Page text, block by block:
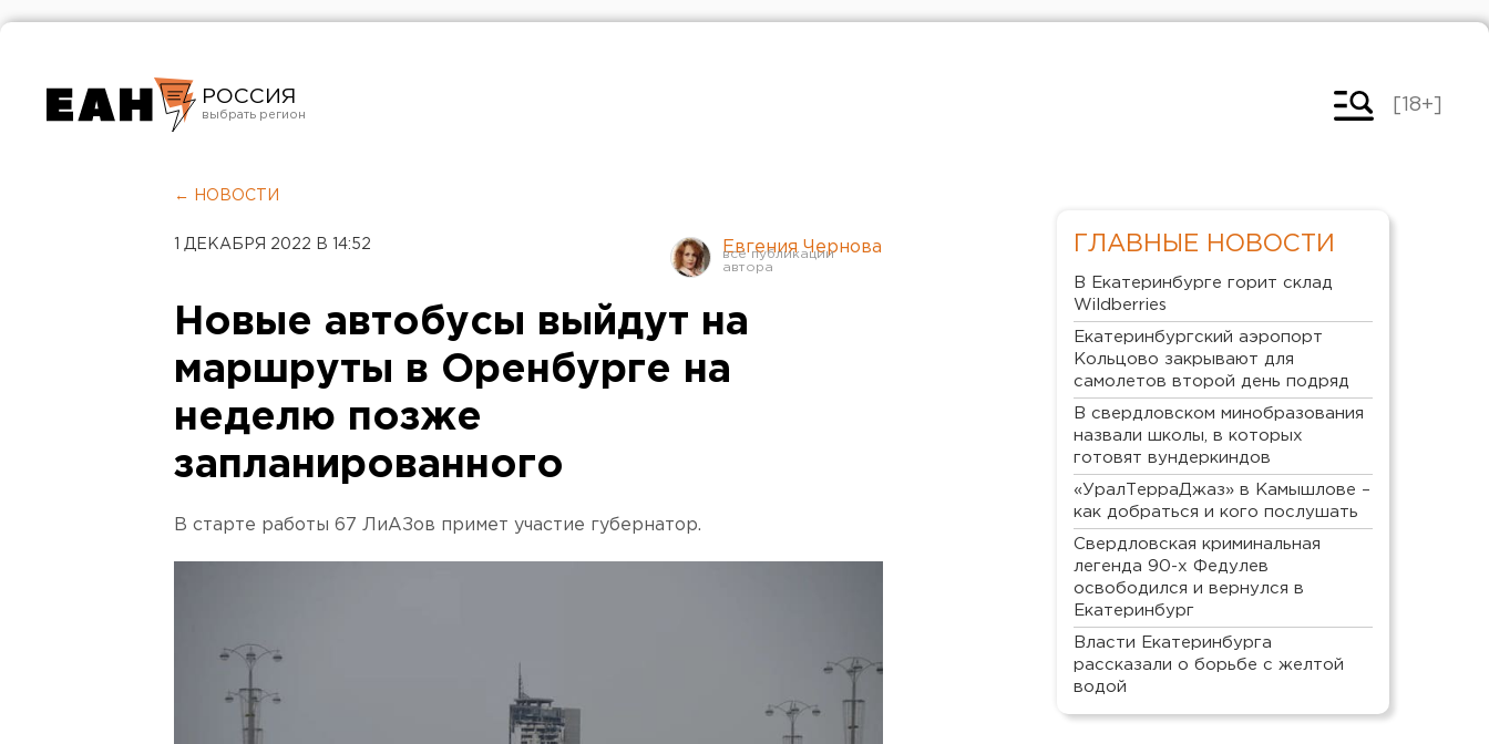
РОССИЯ
Челябинск
[18+]
← НОВОСТИ
1 ДЕКАБРЯ 2022 В 14:52 Евгения Чернова
Новые автобусы выйдут на
маршруты в Оренбурге на
неделю позже
запланированного
В старте работы 67 ЛиАЗов примет участие губернатор.
ГЛАВНЫЕ НОВОСТИ
В Екатеринбурге горит склад
Wildberries
Екатеринбургский аэропорт
Кольцово закрывают для
самолетов второй день подряд
В свердловском минобразования
назвали школы, в которых
готовят вундеркиндов
«УралТерраДжаз» в Камышлове –
как добраться и кого послушать
Свердловская криминальная
легенда 90-х Федулев
освободился и вернулся в
Екатеринбург
Власти Екатеринбурга
рассказали о борьбе с желтой
водой